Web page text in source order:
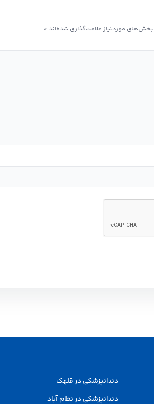
بخش‌های موردنیاز علامت‌گذاری شده‌اند *
دندانپزشکی در قلهک
دندانپزشکی در نظام آباد